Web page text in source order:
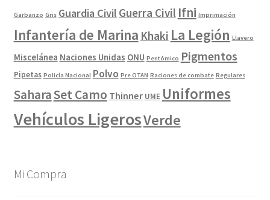
Garbanzo Gris Guardia Civil Guerra Civil Ifni Imprimación
Infantería de Marina Khaki La Legión Llavero
Miscelánea Naciones Unidas ONU Pentómico Pigmentos
Pipetas Policía Nacional Polvo Pre OTAN Raciones de combate Regulares
SaharaSet Camo Thinner UME Uniformes
Vehículos LigerosVerde
Mi Compra